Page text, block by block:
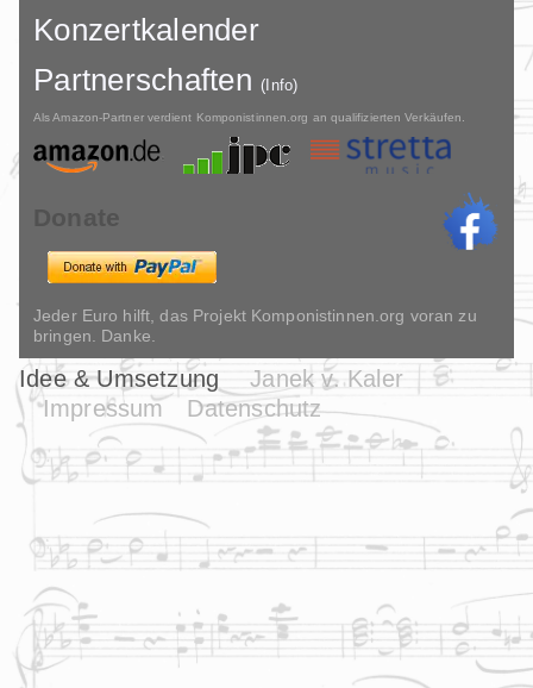
Konzertkalender
Partnerschaften(Info)
Als Amazon-Partner verdient Komponistinnen.org an qualifizierten Verkäufen.
Donate
Jeder Euro hilft, das Projekt Komponistinnen.org voran zu
bringen. Danke.
Idee & Umsetzung
Janek v. Kaler
Impressum
Datenschutz